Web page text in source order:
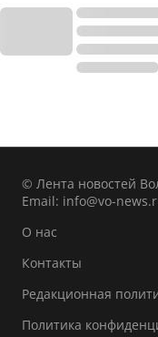
© Лента новостей
Email: info@vo-
О нас
Контакты
Редакционная
Политика